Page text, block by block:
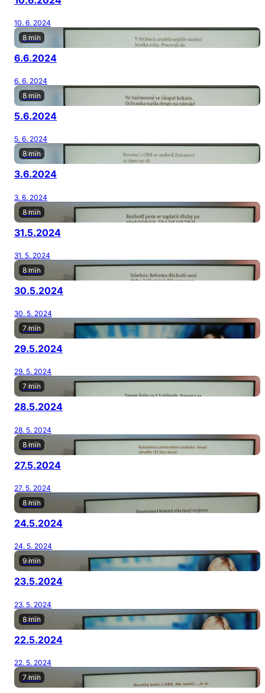
10. 6. 2024
8 min
6.6.2024
6. 6. 2024
8 min
5.6.2024
5. 6. 2024
8 min
3.6.2024
3. 6. 2024
8 min
31.5.2024
31. 5. 2024
8 min
30.5.2024
30. 5. 2024
7 min
29.5.2024
29. 5. 2024
7 min
28.5.2024
28. 5. 2024
8 min
27.5.2024
27. 5. 2024
8 min
24.5.2024
24. 5. 2024
9 min
23.5.2024
23. 5. 2024
8 min
22.5.2024
22. 5. 2024
7 min